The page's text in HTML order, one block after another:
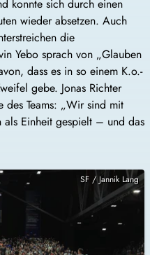
konnte sich durch einen
wieder absetzen. Auch
die
Yebo sprach von „Glauben
dass es in so einem K.o.-
gebe. Jonas Richter
Teams: „Wir sind mit
als Einheit gespielt – und das
SF / Jannik Lang